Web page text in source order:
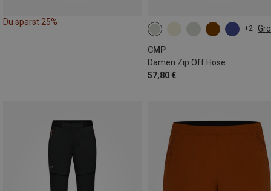
Du sparst 25%
+2
CMP
Damen Zip Off Hose
57,80 €